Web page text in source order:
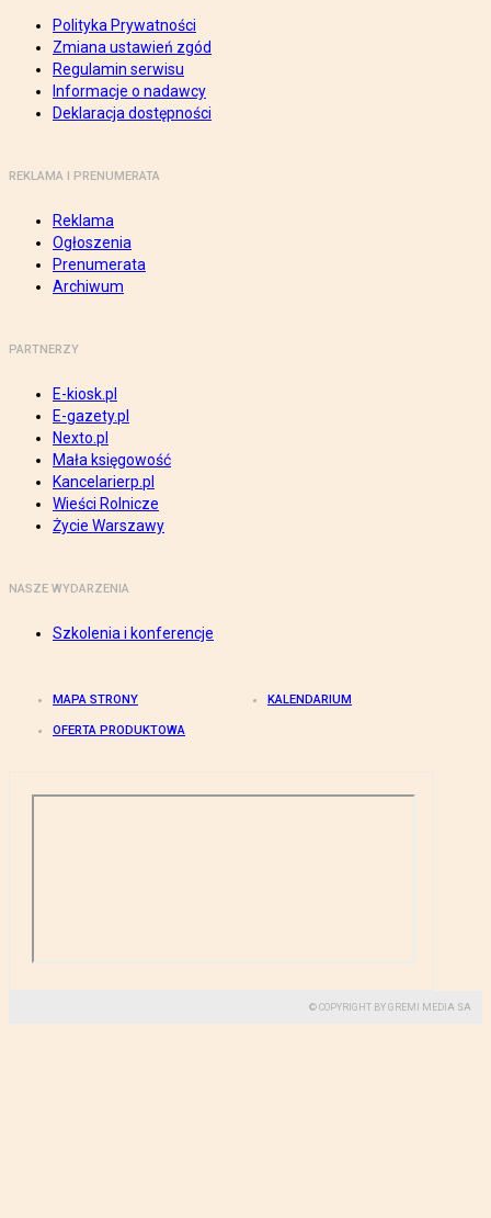
Polityka Prywatności
Zmiana ustawień zgód
Regulamin serwisu
Informacje o nadawcy
Deklaracja dostępności
REKLAMA I PRENUMERATA
Reklama
Ogłoszenia
Prenumerata
Archiwum
PARTNERZY
E-kiosk.pl
E-gazety.pl
Nexto.pl
Mała księgowość
Kancelarierp.pl
Wieści Rolnicze
Życie Warszawy
NASZE WYDARZENIA
Szkolenia i konferencje
MAPA STRONY KALENDARIUM
OFERTA PRODUKTOWA
© COPYRIGHT BY GREMI MEDIA SA